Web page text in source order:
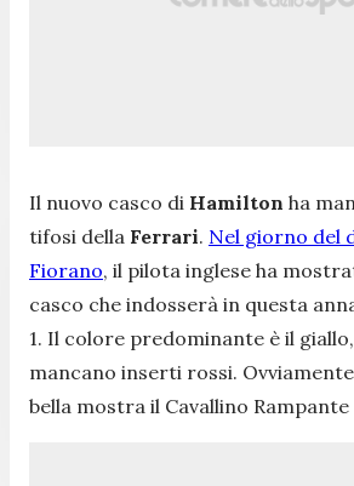
Il nuovo casco di Hamilton ha
tifosi della Ferrari. Nel giorno del
Fiorano, il pilota inglese ha
casco che indosserà in questa
1. Il colore predominante è il
mancano inserti rossi.
bella mostra il Cavallino